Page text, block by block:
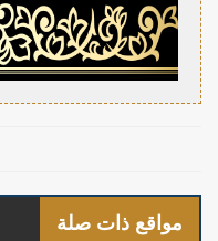
مواقع ذات صلة